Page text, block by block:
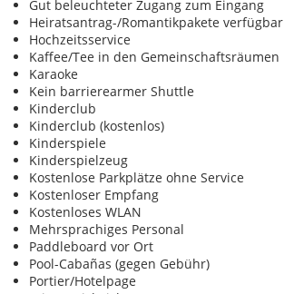
Gut beleuchteter Zugang zum Eingang
Heiratsantrag-/Romantikpakete verfügbar
Hochzeitsservice
Kaffee/Tee in den Gemeinschaftsräumen
Karaoke
Kein barrierearmer Shuttle
Kinderclub
Kinderclub (kostenlos)
Kinderspiele
Kinderspielzeug
Kostenlose Parkplätze ohne Service
Kostenloser Empfang
Kostenloses WLAN
Mehrsprachiges Personal
Paddleboard vor Ort
Pool-Cabañas (gegen Gebühr)
Portier/Hotelpage